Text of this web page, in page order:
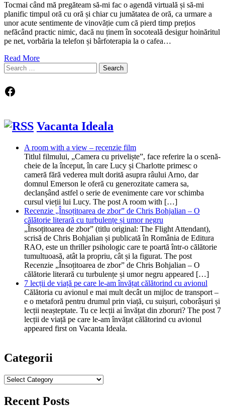
Tocmai când mă pregăteam să-mi fac o agendă virtuală și să-mi
planific timpul oră cu oră și chiar cu jumătatea de oră, ca urmare a
unor acute sentimente de vinovăție cum că pierd timp prețios
nefăcând practic nimic, dacă nu ținem în socoteală desigur hoinăritul
pe net, vorbăria la telefon și bârfoterapia la o cafea…
Read More
Search
for:
Facebook
Vacanta Ideala
A room with a view – recenzie film
Titlul filmului, „Camera cu priveliște”, face referire la o scenă-
cheie de la început, în care Lucy și Charlotte primesc o
cameră fără vederea mult dorită asupra râului Arno, dar
domnul Emerson le oferă cu generozitate camera sa,
declanșând astfel o serie de evenimente care vor schimba
cursul vieții lui Lucy. The post A room with […]
Recenzie „Însoțitoarea de zbor” de Chris Bohjalian – O
călătorie literară cu turbulențe și umor negru
„Însoțitoarea de zbor” (titlu original: The Flight Attendant),
scrisă de Chris Bohjalian și publicată în România de Editura
RAO, este un thriller psihologic care te poartă într-o călătorie
tumultuoasă, atât la propriu, cât și la figurat. The post
Recenzie „Însoțitoarea de zbor” de Chris Bohjalian – O
călătorie literară cu turbulențe și umor negru appeared […]
7 lecții de viață pe care le-am învățat călătorind cu avionul
Călătoria cu avionul e mai mult decât un mijloc de transport –
e o metaforă pentru drumul prin viață, cu suișuri, coborâșuri și
lecții neașteptate. Tu ce lecții ai învățat din zboruri? The post 7
lecții de viață pe care le-am învățat călătorind cu avionul
appeared first on Vacanta Ideala.
Categorii
Categorii
Recent Posts